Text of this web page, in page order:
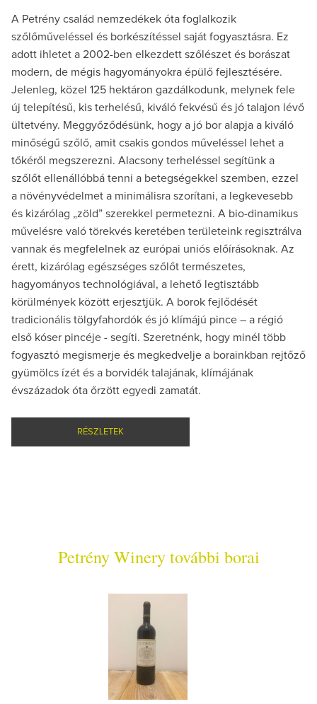
A Petrény család nemzedékek óta foglalkozik
szőlőműveléssel és borkészítéssel saját fogyasztásra. Ez
adott ihletet a 2002-ben elkezdett szőlészet és borászat
modern, de mégis hagyományokra épülő fejlesztésére.
Jelenleg, közel 125 hektáron gazdálkodunk, melynek fele
új telepítésű, kis terhelésű, kiváló fekvésű és jó talajon lévő
ültetvény. Meggyőződésünk, hogy a jó bor alapja a kiváló
minőségű szőlő, amit csakis gondos műveléssel lehet a
tőkéről megszerezni. Alacsony terheléssel segítünk a
szőlőt ellenállóbbá tenni a betegségekkel szemben, ezzel
a növényvédelmet a minimálisra szorítani, a legkevesebb
és kizárólag „zöld” szerekkel permetezni. A bio-dinamikus
művelésre való törekvés keretében területeink regisztrálva
vannak és megfelelnek az európai uniós előírásoknak. Az
érett, kizárólag egészséges szőlőt természetes,
hagyományos technológiával, a lehető legtisztább
körülmények között erjesztjük. A borok fejlődését
tradicionális tölgyfahordók és jó klímájú pince – a régió
első kóser pincéje - segíti. Szeretnénk, hogy minél több
fogyasztó megismerje és megkedvelje a borainkban rejtőző
gyümölcs ízét és a borvidék talajának, klímájának
évszázadok óta őrzött egyedi zamatát.
RÉSZLETEK
Petrény Winery további borai